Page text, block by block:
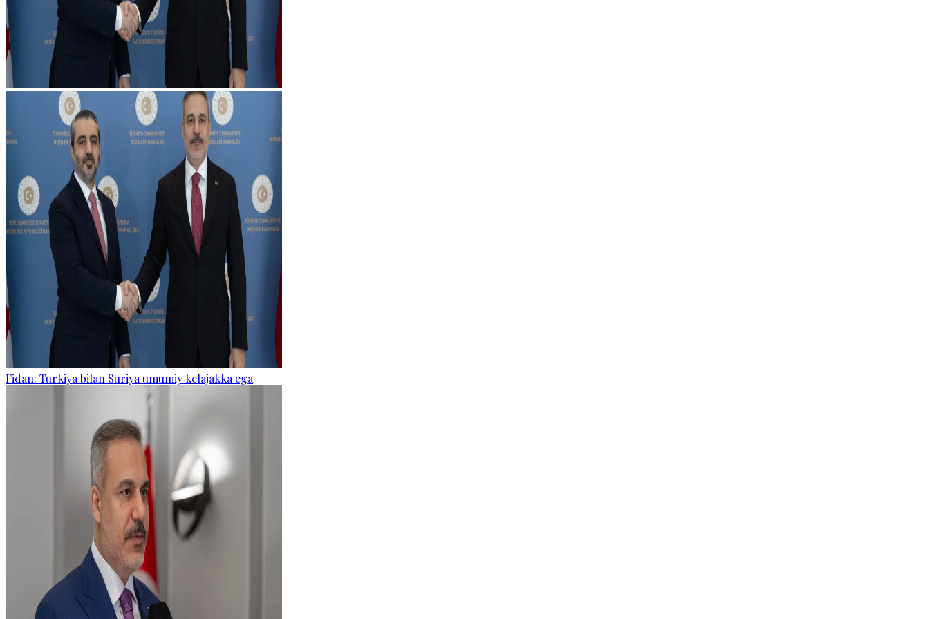
Fidan: Turkiya bilan Suriya umumiy kelajakka ega